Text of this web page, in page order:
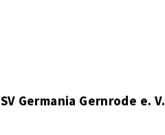
SV Germania Gernrode e. V.